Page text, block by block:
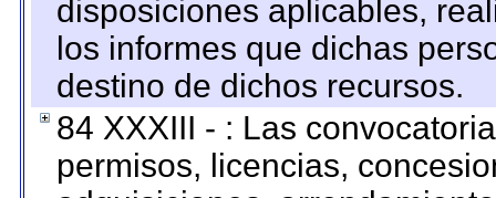
disposiciones aplicables,
los informes que dichas
destino de dichos recursos.
84 XXXIII - : Las
permisos, licencias,